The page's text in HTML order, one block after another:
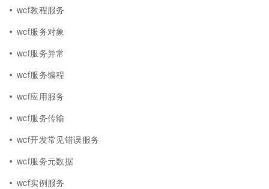
wcf教程服务
wcf服务对象
wcf服务异常
wcf服务编程
wcf应用服务
wcf服务传输
wcf开发常见错误服务
wcf服务元数据
wcf实例服务